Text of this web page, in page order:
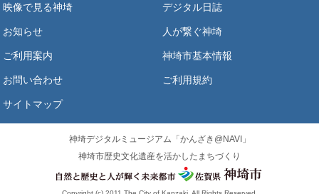
映像で見る神埼 デジタル日誌
お知らせ 人が繋ぐ神埼
ご利用案内 神埼市基本情報
お問い合わせ ご利用規約
サイトマップ
神埼デジタルミュージアム「かんざき@NAVI」
神埼市歴史文化遺産を活かしたまちづくり